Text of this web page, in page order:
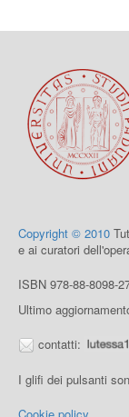
Copyright © 2010
e ai curatori
ISBN 978-88-8098-
Ultimo
contatti:
I glifi dei pulsanti